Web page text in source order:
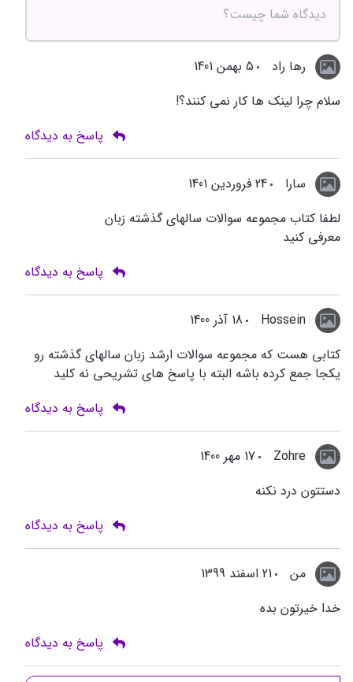
رها راد
5 بهمن 1401
سلام چرا لینک ها کار نمی کنند؟!
پاسخ به دیدگاه
سارا
24 فروردین 1401
لطفا کتاب مجموعه سوالات سالهای گذشته زبان
معرفی کنید
پاسخ به دیدگاه
Hossein
18 آذر 1400
کتابی هست که مجموعه سوالات ارشد زبان سالهای گذشته رو
یکجا جمع کرده باشه البته با پاسخ های تشریحی نه کلید
پاسخ به دیدگاه
Zohre
17 مهر 1400
دستتون درد نکنه
پاسخ به دیدگاه
من
21 اسفند 1399
خدا خیرتون بده
پاسخ به دیدگاه